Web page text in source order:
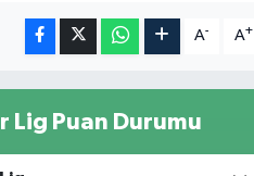
A- A+
Lig Puan Durumu